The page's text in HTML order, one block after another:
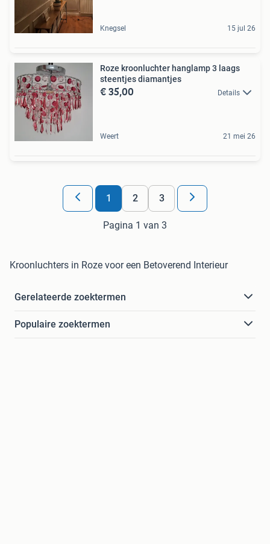
Knegsel 15 jul 26
Roze kroonluchter hanglamp 3 laags
steentjes diamantjes
€ 35,00 Details
Weert 21 mei 26
1 2 3
Pagina 1 van 3
Kroonluchters in Roze voor een Betoverend Interieur
Gerelateerde zoektermen
Populaire zoektermen